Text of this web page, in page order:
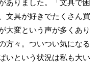
ありました。「文具で困
文具が好きでたくさん買
大変という声が多くあり
方々。ついつい気になる
いという状況は私も大い